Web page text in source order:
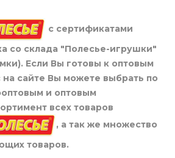
с сертификатами
со склада "Полесье-игрушки"
Если Вы готовы к оптовым
на сайте Вы можете выбрать по
и оптовым
всех товаров
, а так же множество
товаров.